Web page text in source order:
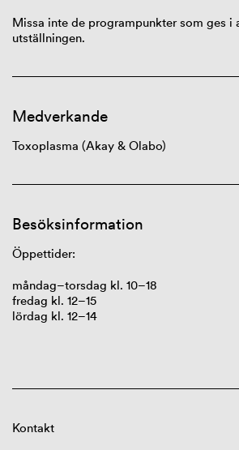
Missa inte de programpunkter som ges i
utställningen.
Medverkande
Toxoplasma (Akay & Olabo)
Besöksinformation
Öppettider:
måndag–torsdag kl. 10–18
fredag kl. 12–15
lördag kl. 12–14
Kontakt